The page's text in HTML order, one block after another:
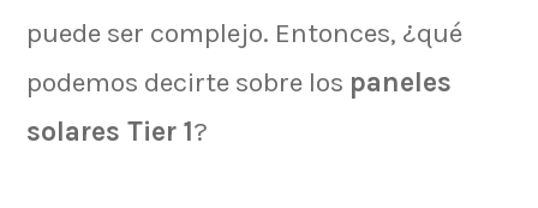
puede ser complejo. Entonces, ¿qué
podemos decirte sobre los paneles
solares Tier 1?